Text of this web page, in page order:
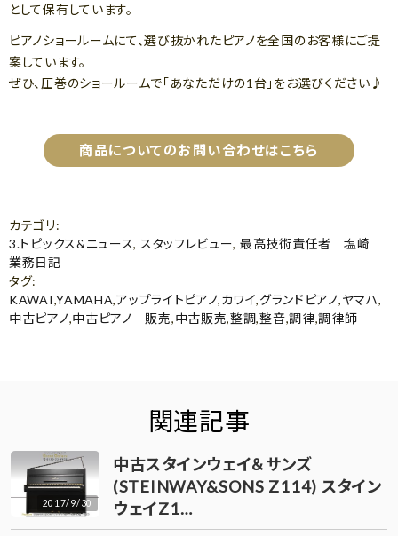
として保有しています。
ピアノショールームにて、選び抜かれたピアノを全国のお客様にご提
案しています。
ぜひ、圧巻のショールームで「あなただけの1台」をお選びください♪
商品についてのお問い合わせはこちら
カテゴリ:
3.トピックス&ニュース, スタッフレビュー, 最高技術責任者 塩崎
業務日記
タグ:
KAWAI,YAMAHA,アップライトピアノ,カワイ,グランドピアノ,ヤマハ,
中古ピアノ,中古ピアノ 販売,中古販売,整調,整音,調律,調律師
関連記事
2017/9/30
中古スタインウェイ＆サンズ
(STEINWAY&SONS Z114) スタイン
ウェイZ1…